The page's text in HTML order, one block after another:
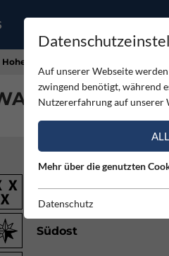
PRODUKTE
Wand
Gut
Südost
Auf unserer Webseite
zwingend benötigt, während
Nutzererfahrung auf unserer
Mehr über die genutzten
Datenschutz